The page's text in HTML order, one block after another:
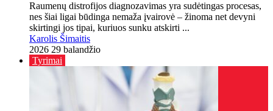
Raumenų distrofijos diagnozavimas yra sudėtingas procesas,
nes šiai ligai būdinga nemaža įvairovė – žinoma net devyni
skirtingi jos tipai, kuriuos sunku atskirti ...
Karolis Šimaitis
2026 29 balandžio
Tyrimai